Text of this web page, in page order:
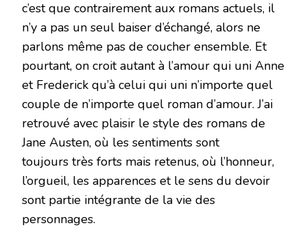
c’est que contrairement aux romans actuels, il
n’y a pas un seul baiser d’échangé, alors ne
parlons même pas de coucher ensemble. Et
pourtant, on croit autant à l’amour qui uni Anne
et Frederick qu’à celui qui uni n’importe quel
couple de n’importe quel roman d’amour. J’ai
retrouvé avec plaisir le style des romans de
Jane Austen, où les sentiments sont
toujours très forts mais retenus, où l’honneur,
l’orgueil, les apparences et le sens du devoir
sont partie intégrante de la vie des
personnages.